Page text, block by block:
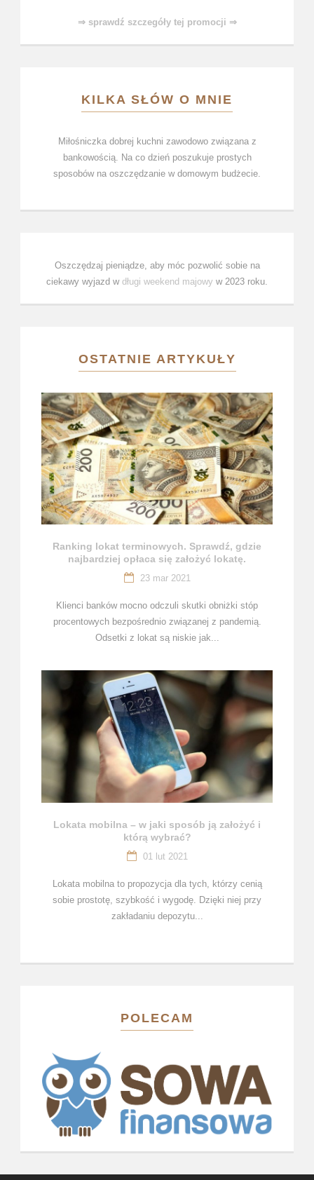
⇒ sprawdź szczegóły tej promocji ⇒
KILKA SŁÓW O MNIE
Miłośniczka dobrej kuchni zawodowo związana z
bankowością. Na co dzień poszukuje prostych
sposobów na oszczędzanie w domowym budżecie.
Oszczędzaj pieniądze, aby móc pozwolić sobie na
ciekawy wyjazd w długi weekend majowy w 2023 roku.
OSTATNIE ARTYKUŁY
Ranking lokat terminowych. Sprawdź, gdzie
najbardziej opłaca się założyć lokatę.
23 mar 2021
Klienci banków mocno odczuli skutki obniżki stóp
procentowych bezpośrednio związanej z pandemią.
Odsetki z lokat są niskie jak...
Lokata mobilna – w jaki sposób ją założyć i
którą wybrać?
01 lut 2021
Lokata mobilna to propozycja dla tych, którzy cenią
sobie prostotę, szybkość i wygodę. Dzięki niej przy
zakładaniu depozytu...
POLECAM